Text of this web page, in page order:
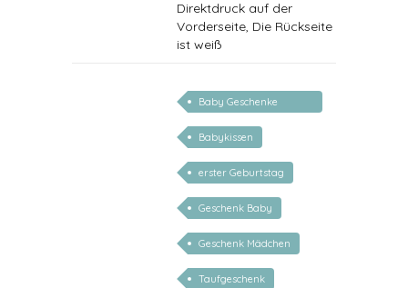
Direktdruck auf der
Vorderseite, Die Rückseite
ist weiß
Baby Geschenke
personalisierbar
Babykissen
erster Geburtstag
Geschenk Baby
Geschenk Mädchen
Taufgeschenk